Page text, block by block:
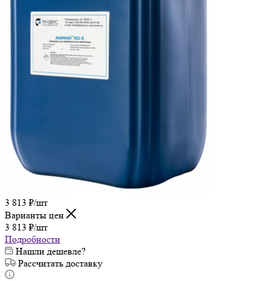
3 813 ₽/шт
Варианты цен
3 813 ₽/шт
Подробности
Нашли дешевле?
Рассчитать доставку